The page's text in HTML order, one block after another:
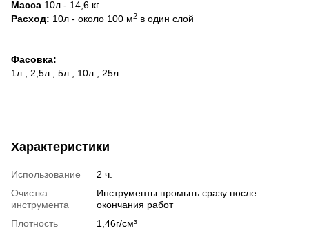
Масса 10л - 14,6 кг
Расход: 10л - около 100 м2 в один слой
Фасовка:
1л., 2,5л., 5л., 10л., 25л.
Характеристики
Использование
2 ч.
Очистка
инструмента
Инструменты промыть сразу после
окончания работ
Плотность
1,46г/см³